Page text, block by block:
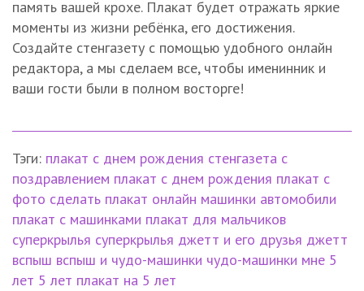
память вашей крохе. Плакат будет отражать яркие
моменты из жизни ребёнка, его достижения.
Создайте стенгазету с помощью удобного онлайн
редактора, а мы сделаем все, чтобы именинник и
ваши гости были в полном восторге!
Тэги: плакат с днем рождения стенгазета с
поздравлением плакат с днем рождения плакат с
фото сделать плакат онлайн машинки автомобили
плакат с машинками плакат для мальчиков
суперкрылья суперкрылья джетт и его друзья джетт
вспыш вспыш и чудо-машинки чудо-машинки мне 5
лет 5 лет плакат на 5 лет